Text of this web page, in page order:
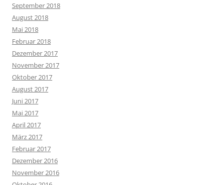
September 2018
August 2018
Mai 2018
Februar 2018
Dezember 2017
November 2017
Oktober 2017
August 2017
Juni 2017
Mai 2017
April 2017
März 2017
Februar 2017
Dezember 2016
November 2016